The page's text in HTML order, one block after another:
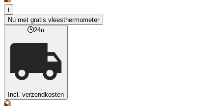
i
Nu met gratis vleesthermometer
24u
Incl. verzendkosten